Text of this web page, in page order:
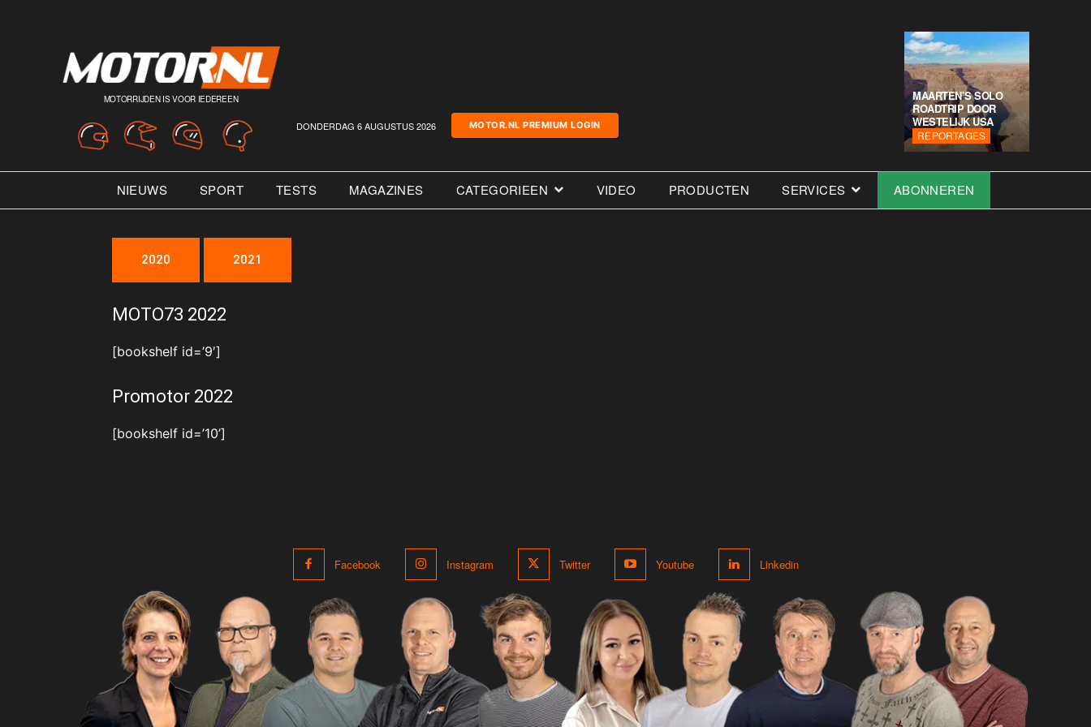
MOTORRIJDEN IS VOOR IEDEREEN
DONDERDAG 6 AUGUSTUS 2026 MOTOR.NL PREMIUM LOGIN
MAARTEN’S SOLO
ROADTRIP DOOR
WESTELIJK USA
REPORTAGES
NIEUWS SPORT TESTS MAGAZINES CATEGORIEEN VIDEO PRODUCTEN SERVICES ABONNEREN
2020 2021
MOTO73 2022
[bookshelf id=’9′]
Promotor 2022
[bookshelf id=’10’]
Facebook Instagram Twitter Youtube Linkedin